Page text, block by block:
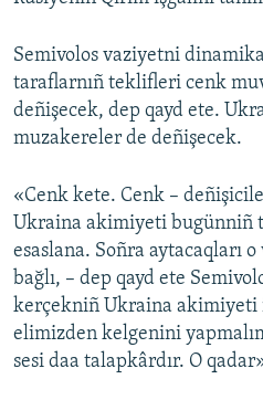
Semivolos vaziyetni
taraflarnıñ teklifleri cenk
deñişecek, dep qayd ete.
muzakereler de deñişecek.
«Cenk kete. Cenk –
Ukraina akimiyeti bugünniñ
esaslana. Soñra aytacaqları
bağlı, – dep qayd ete
kerçekniñ Ukraina akimiyeti
elimizden kelgenini
sesi daa talapkârdır. O